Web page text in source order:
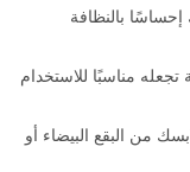
بالنظافة
مناسبًا للاستخدام
من البقع البيضاء أو